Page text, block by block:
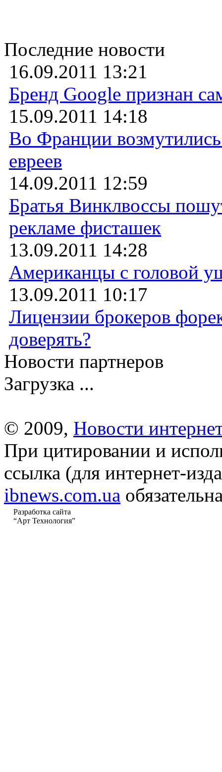
Последние новости
16.09.2011 13:21
Бренд Google признан
15.09.2011 14:18
Во Франции
евреев
14.09.2011 12:59
Братья Винклвоссы
рекламе фисташек
13.09.2011 14:28
Американцы с головой
13.09.2011 10:17
Лицензии брокеров
доверять?
Новости партнеров
Загрузка ...
© 2009, Новости
При цитировании и
ссылка (для интернет-
ibnews.com.ua
Разработка сайта
“Арт Технология”